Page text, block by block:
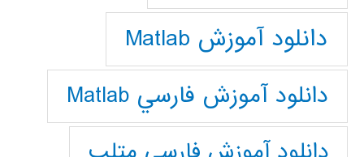
دانلود آموزش Matlab
دانلود آموزش فارسي Matlab